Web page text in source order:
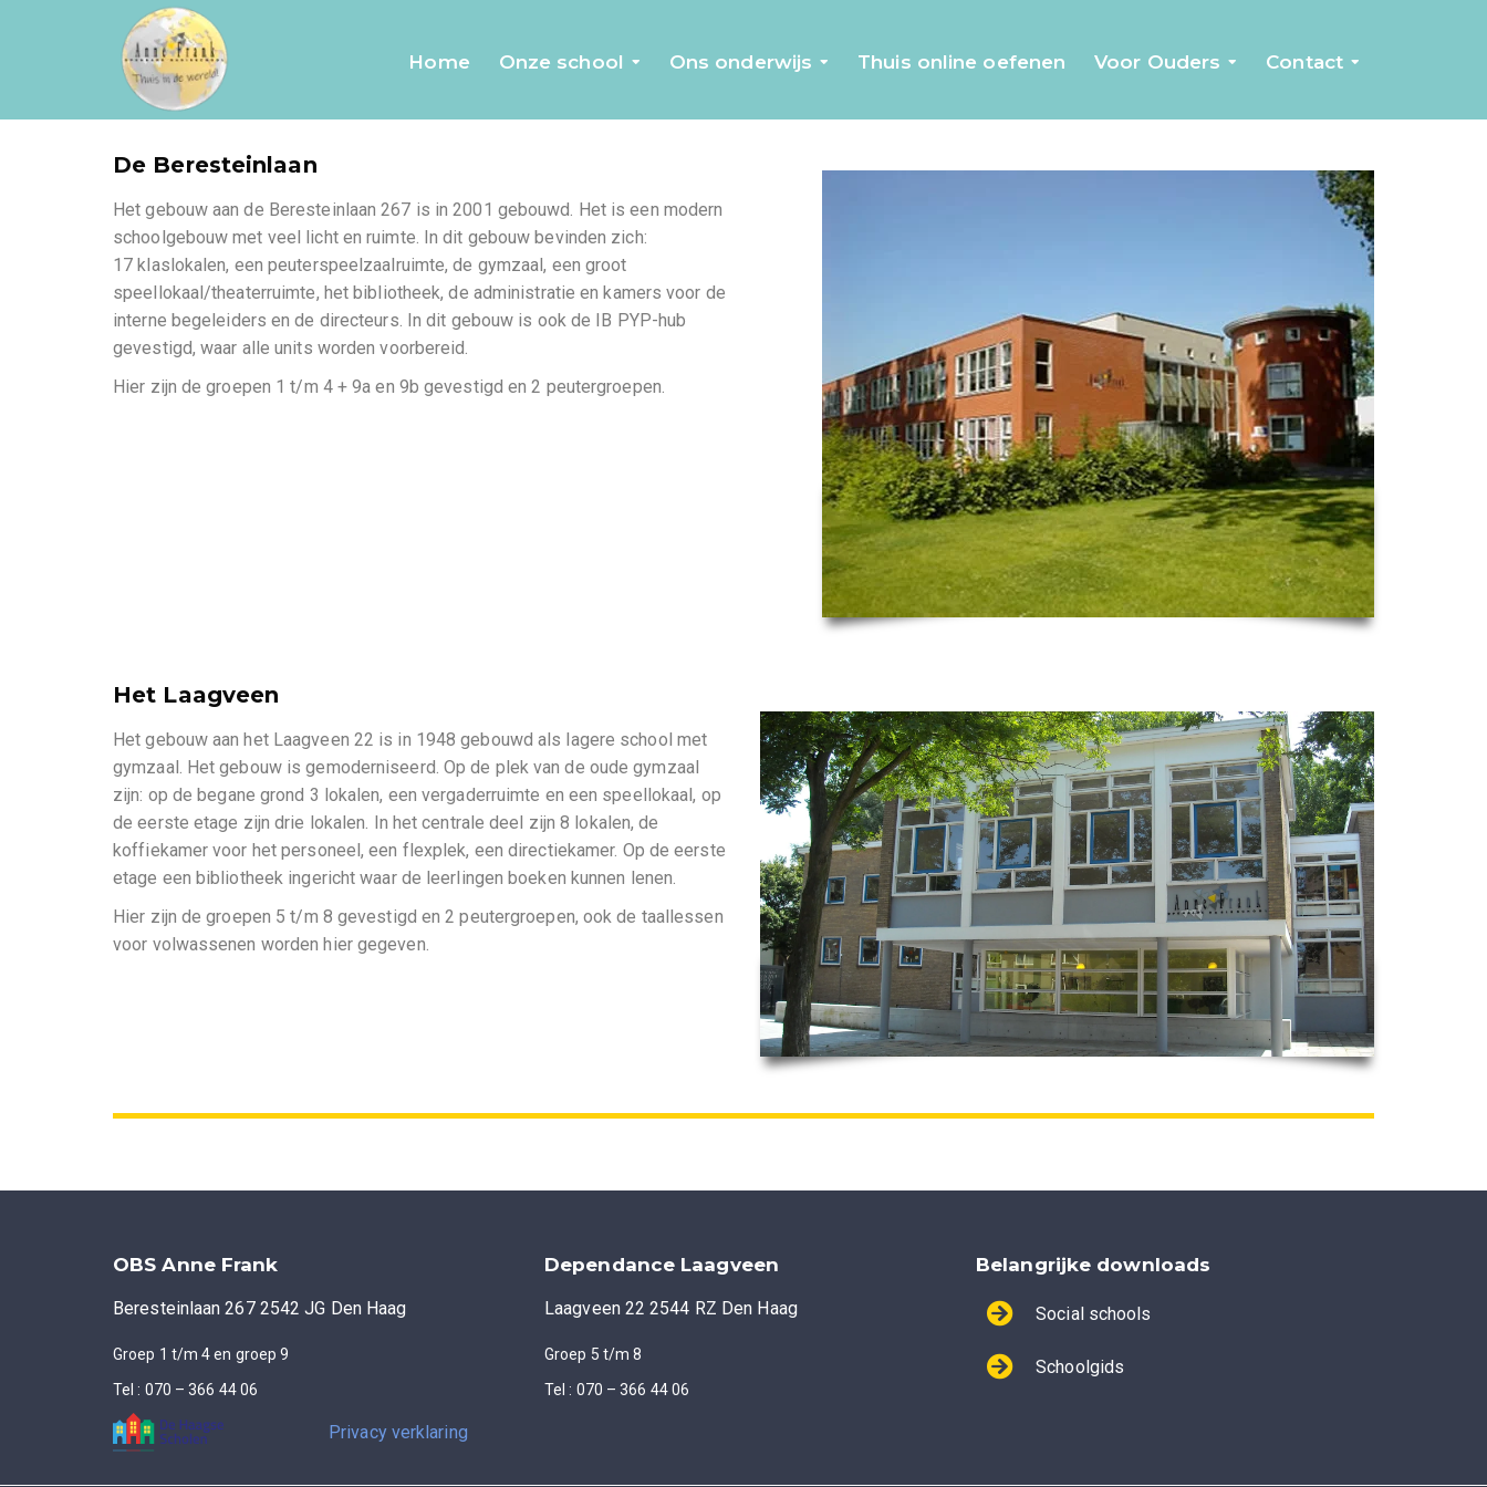
Home Onze school Ons onderwijs Thuis online oefenen Voor Ouders Contact
De gebouwen
De Beresteinlaan
Het gebouw aan de Beresteinlaan 267 is in 2001 gebouwd. Het is een modern
schoolgebouw met veel licht en ruimte. In dit gebouw bevinden zich:
17 klaslokalen, een peuterspeelzaalruimte, de gymzaal, een groot
speellokaal/theaterruimte, het bibliotheek, de administratie en kamers voor de
interne begeleiders en de directeurs. In dit gebouw is ook de IB PYP-hub
gevestigd, waar alle units worden voorbereid.
Hier zijn de groepen 1 t/m 4 + 9a en 9b gevestigd en 2 peutergroepen.
Het Laagveen
Het gebouw aan het Laagveen 22 is in 1948 gebouwd als lagere school met
gymzaal. Het gebouw is gemoderniseerd. Op de plek van de oude gymzaal
zijn: op de begane grond 3 lokalen, een vergaderruimte en een speellokaal, op
de eerste etage zijn drie lokalen. In het centrale deel zijn 8 lokalen, de
koffiekamer voor het personeel, een flexplek, een directiekamer. Op de eerste
etage een bibliotheek ingericht waar de leerlingen boeken kunnen lenen.
Hier zijn de groepen 5 t/m 8 gevestigd en 2 peutergroepen, ook de taallessen
voor volwassenen worden hier gegeven.
OBS Anne Frank
Beresteinlaan 267 2542 JG Den Haag
Groep 1 t/m 4 en groep 9
Tel : 070 – 366 44 06
Privacy verklaring
Dependance Laagveen
Laagveen 22 2544 RZ Den Haag
Groep 5 t/m 8
Tel : 070 – 366 44 06
Belangrijke downloads
Social schools
Schoolgids